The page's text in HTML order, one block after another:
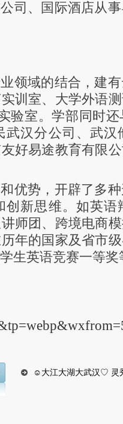
司、国际酒店从
领域的结合，建
训室、大学外语
验室。学部同时
武汉分公司、武
好易途教育有限
优势，开辟了多
创新思维。如英语
师团、跨境电商
年的国家及省市
生英语竞赛一等奖
☺大江大湖大武汉♡ 灵